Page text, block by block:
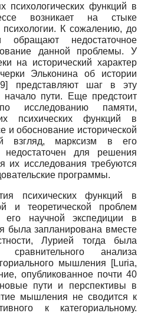
психологических функций в
возникает на стыке
психологии. К сожалению, до
недостаточное
данной проблемы. У
на исторический характер
Эльконина об истории
]
представляют шаг в эту
пути. Еще предстоит
исследованию памяти,
психических функций в
и обоснование исторической
взгляд, марксизм в его
недостаточен для решения
их исследования требуются
программы.
психических функций в
и теоретической проблем
научной экспедиции в
была запланирована вместе
Лурией тогда была
сравнительного анализа
мышления
[Luria,
опубликованное почти 40
пути и перспективы в
мышления не сводится к
к категориальному.